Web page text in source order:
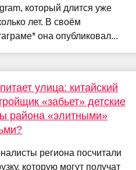
который длится уже
лет. В своём
она опубликовал...
улица: китайский
«забьет» детские
района «элитными»
региона посчитали
которую могут получат